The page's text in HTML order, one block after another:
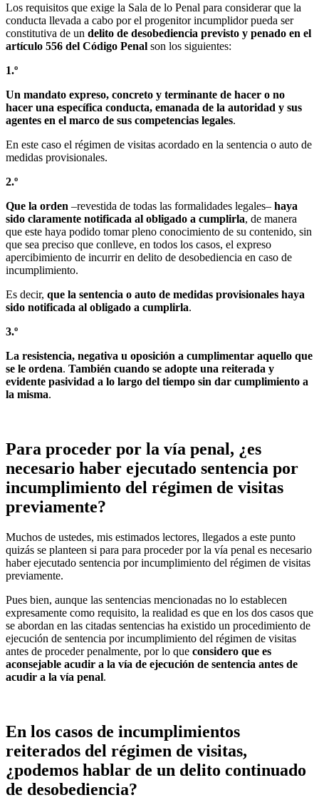
Los requisitos que exige la Sala de lo Penal para considerar que la
conducta llevada a cabo por el progenitor incumplidor pueda ser
constitutiva de un delito de desobediencia previsto y penado en el
artículo 556 del Código Penal son los siguientes:
1.º
Un mandato expreso, concreto y terminante de hacer o no
hacer una específica conducta, emanada de la autoridad y sus
agentes en el marco de sus competencias legales.
En este caso el régimen de visitas acordado en la sentencia o auto de
medidas provisionales.
2.º
Que la orden –revestida de todas las formalidades legales– haya
sido claramente notificada al obligado a cumplirla, de manera
que este haya podido tomar pleno conocimiento de su contenido, sin
que sea preciso que conlleve, en todos los casos, el expreso
apercibimiento de incurrir en delito de desobediencia en caso de
incumplimiento.
Es decir, que la sentencia o auto de medidas provisionales haya
sido notificada al obligado a cumplirla.
3.º
La resistencia, negativa u oposición a cumplimentar aquello que
se le ordena. También cuando se adopte una reiterada y
evidente pasividad a lo largo del tiempo sin dar cumplimiento a
la misma.
Para proceder por la vía penal, ¿es
necesario haber ejecutado sentencia por
incumplimiento del régimen de visitas
previamente?
Muchos de ustedes, mis estimados lectores, llegados a este punto
quizás se planteen si para para proceder por la vía penal es necesario
haber ejecutado sentencia por incumplimiento del régimen de visitas
previamente.
Pues bien, aunque las sentencias mencionadas no lo establecen
expresamente como requisito, la realidad es que en los dos casos que
se abordan en las citadas sentencias ha existido un procedimiento de
ejecución de sentencia por incumplimiento del régimen de visitas
antes de proceder penalmente, por lo que considero que es
aconsejable acudir a la vía de ejecución de sentencia antes de
acudir a la vía penal.
En los casos de incumplimientos
reiterados del régimen de visitas,
¿podemos hablar de un delito continuado
de desobediencia?